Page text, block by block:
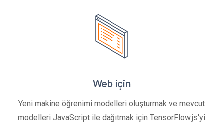
Web için
Yeni makine öğrenimi modelleri oluşturmak ve mevcut
modelleri JavaScript ile dağıtmak için TensorFlow.js'yi